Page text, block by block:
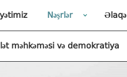
Nəşrlər Əlaqə
məhkəməsi və demokratiya